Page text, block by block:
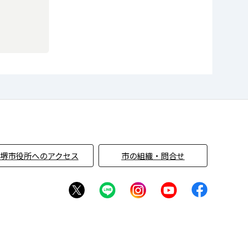
堺市役所へのアクセス 市の組織・問合せ